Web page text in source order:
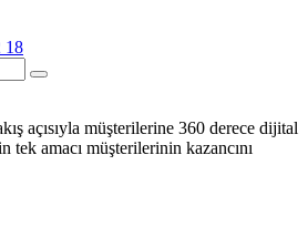
18
açısıyla müşterilerine 360 derece dijital
amacı müşterilerinin kazancını